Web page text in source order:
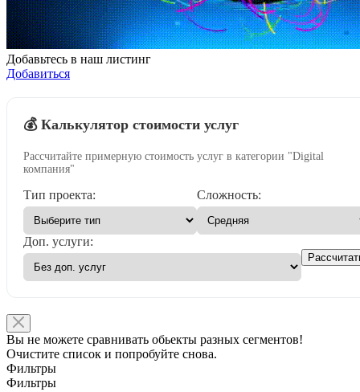
Добавьтесь в наш листинг
Добавиться
💰 Калькулятор стоимости услуг
Рассчитайте примерную стоимость услуг в категории "Digital
компания"
Тип проекта: Сложность:
Доп. услуги:
Вы не можете сравнивать обьекты разных сегментов!
Очистите список и попробуйте снова.
Фильтры
Фильтры